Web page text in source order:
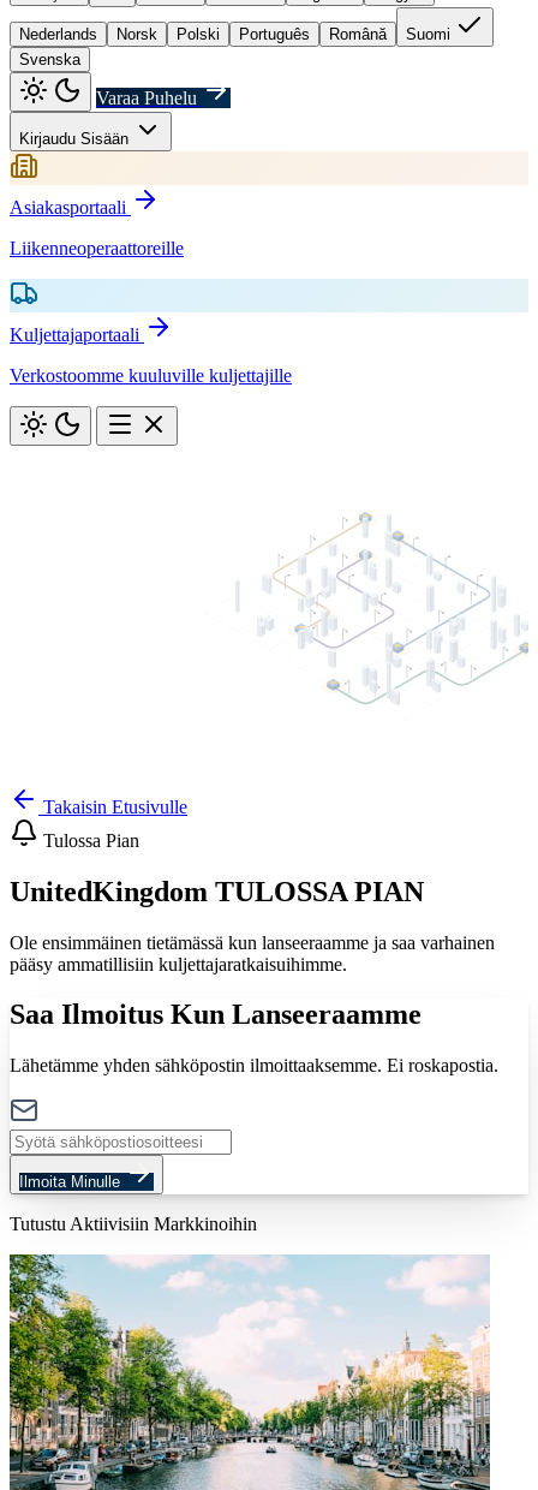
Nederlands Norsk Polski Português Română
Suomi
Svenska
Varaa Puhelu
Kirjaudu Sisään
Asiakasportaali
Liikenneoperaattoreille
Kuljettajaportaali
Verkostoomme kuuluville kuljettajille
Takaisin Etusivulle
Tulossa Pian
UnitedKingdom TULOSSA PIAN
Ole ensimmäinen tietämässä kun lanseeraamme ja saa varhainen
pääsy ammatillisiin kuljettajaratkaisuihimme.
Saa Ilmoitus Kun Lanseeraamme
Lähetämme yhden sähköpostin ilmoittaaksemme. Ei roskapostia.
Ilmoita Minulle
Tutustu Aktiivisiin Markkinoihin